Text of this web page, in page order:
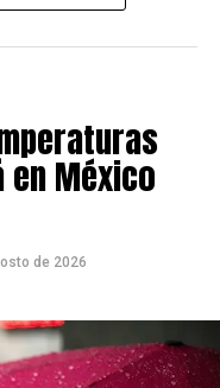
en México
de 2026